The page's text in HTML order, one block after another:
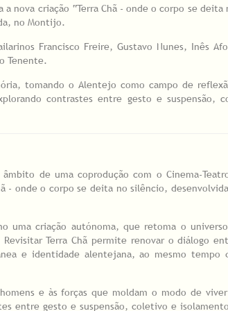
a nova criação “Terra Chã - onde o corpo se
no Montijo.
Francisco Freire, Gustavo Nunes, Inês
Tenente.
tomando o Alentejo como campo de
contrastes entre gesto e suspensão,
de uma coprodução com o Cinema-
- onde o corpo se deita no silêncio,
uma criação autónoma, que retoma o
Terra Chã permite renovar o diálogo
e identidade alentejana, ao mesmo tempo
e às forças que moldam o modo de
entre gesto e suspensão, coletivo e